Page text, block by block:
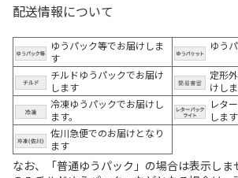
配送情報について
ゆうパック等でお届けしま
す
ゆう
チルドゆうパックでお届け
します
定形
けし
冷凍ゆうパックでお届けし
ます。
レタ
します
佐川急便でのお届けとなり
ます
なお、「普通ゆうパック」の場合は表示し